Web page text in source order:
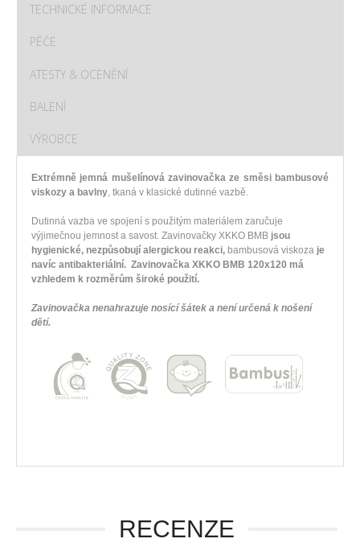
TECHNICKÉ INFORMACE
PÉČE
ATESTY & OCENĚNÍ
BALENÍ
VÝROBCE
Extrémně jemná mušelínová zavinovačka ze směsi bambusové
viskozy a bavlny, tkaná v klasické dutinné vazbě.
Dutinná vazba ve spojení s použitým materiálem zaručuje
výjimečnou jemnost a savost. Zavinovačky XKKO BMB jsou
hygienické, nezpůsobují alergickou reakci, bambusová viskoza je
navíc antibakteriální. Zavinovačka XKKO BMB 120x120 má
vzhledem k rozměrům široké použití.
Zavinovačka nenahrazuje nosící šátek a není určená k nošení
dětí.
RECENZE